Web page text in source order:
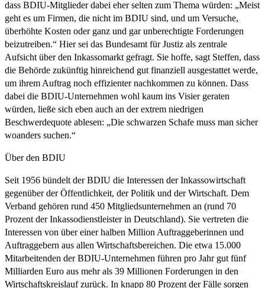
dass BDIU-Mitglieder dabei eher selten zum Thema würden: „Meist
geht es um Firmen, die nicht im BDIU sind, und um Versuche,
überhöhte Kosten oder ganz und gar unberechtigte Forderungen
beizutreiben.“ Hier sei das Bundesamt für Justiz als zentrale
Aufsicht über den Inkassomarkt gefragt. Sie hoffe, sagt Steffen, dass
die Behörde zukünftig hinreichend gut finanziell ausgestattet werde,
um ihrem Auftrag noch effizienter nachkommen zu können. Dass
dabei die BDIU-Unternehmen wohl kaum ins Visier geraten
würden, ließe sich eben auch an der extrem niedrigen
Beschwerdequote ablesen: „Die schwarzen Schafe muss man sicher
woanders suchen.“
Über den BDIU
Seit 1956 bündelt der BDIU die Interessen der Inkassowirtschaft
gegenüber der Öffentlichkeit, der Politik und der Wirtschaft. Dem
Verband gehören rund 450 Mitgliedsunternehmen an (rund 70
Prozent der Inkassodienstleister in Deutschland). Sie vertreten die
Interessen von über einer halben Million Auftraggeberinnen und
Auftraggebern aus allen Wirtschaftsbereichen. Die etwa 15.000
Mitarbeitenden der BDIU-Unternehmen führen pro Jahr gut fünf
Milliarden Euro aus mehr als 39 Millionen Forderungen in den
Wirtschaftskreislauf zurück. In knapp 80 Prozent der Fälle sorgen